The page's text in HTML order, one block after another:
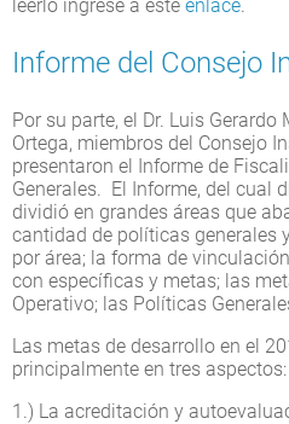
leerlo ingrese a este enlace.
Informe del Consejo
Por su parte, el Dr. Luis Gerardo
Ortega, miembros del Consejo
presentaron el Informe de
Generales. El Informe, del cual
dividió en grandes áreas que
cantidad de políticas generales
por área; la forma de
con específicas y metas; las
Operativo; las Políticas
Las metas de desarrollo en el
principalmente en tres aspectos:
1.) La acreditación y